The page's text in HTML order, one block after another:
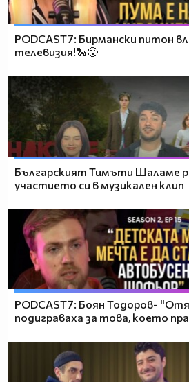
PODCAST7: Бирмански питон
телевизия!🐍😮
Българският Тимъти Шаламе
участието си в музикален клип
PODCAST7: ‪Боян Тодоров-
подиграваха за това, което